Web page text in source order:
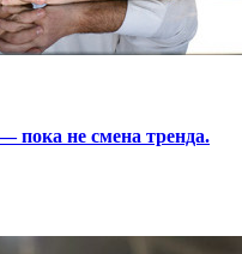
пока не смена тренда.